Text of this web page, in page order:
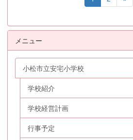
メニュー
小松市立安宅小学校
学校紹介
学校経営計画
行事予定